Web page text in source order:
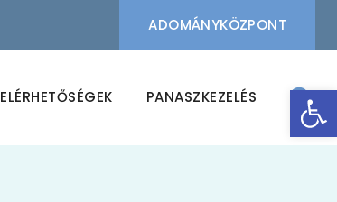
ADOMÁNYKÖZPONT
ELÉRHETŐSÉGEK PANASZKEZELÉS